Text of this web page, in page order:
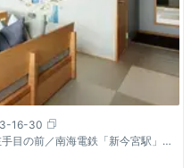
3-16-30
目の前／南海電鉄「新今宮駅」